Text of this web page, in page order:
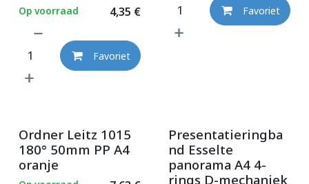
4,35 €
Op voorraad
Favoriet
Favoriet
Ordner Leitz 1015
180° 50mm PP A4
oranje
Presentatieringba
nd Esselte
panorama A4 4-
rings D-mechaniek